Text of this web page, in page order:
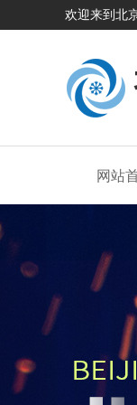
欢迎来到北
网站